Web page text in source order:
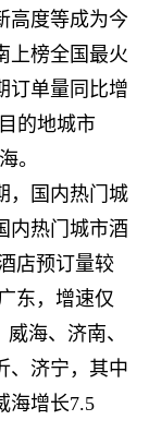
高度等成为今
上榜全国最火
订单量同比增
的地城市
。
，国内热门城
内热门城市酒
店预订量较
东，增速仅
海、济南、
、济宁，其中
海增长7.5